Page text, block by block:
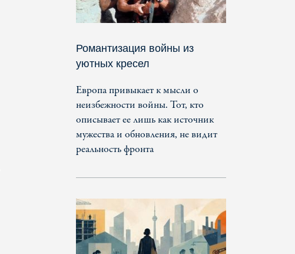
Романтизация войны из
уютных кресел
Европа привыкает к мысли о
неизбежности войны. Тот, кто
описывает ее лишь как источник
мужества и обновления, не видит
реальность фронта